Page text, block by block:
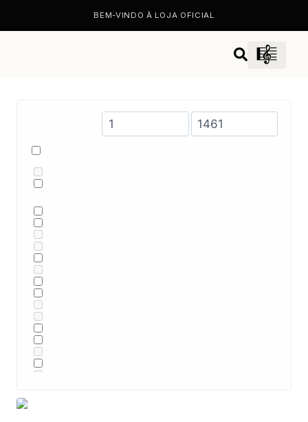
BEM-VINDO À LOJA OFICIAL